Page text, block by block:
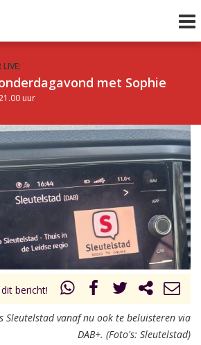
LIVE:
met Sophie
uur
uur 1 van 0 Volgend uur
bericht!
Sleutelstad vanaf nu ook te beluisteren via
DAB+. (Foto's: Sleutelstad)